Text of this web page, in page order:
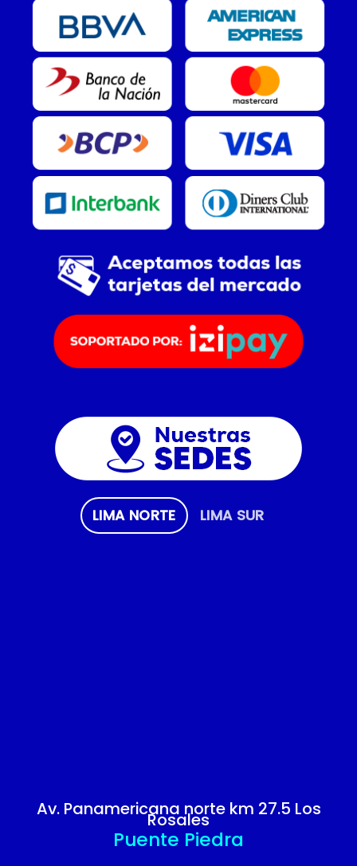
LIMA NORTE LIMA SUR
Av. Panamericana norte km 27.5 Los
Rosales
Puente Piedra